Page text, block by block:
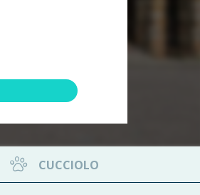
CUCCIOLO